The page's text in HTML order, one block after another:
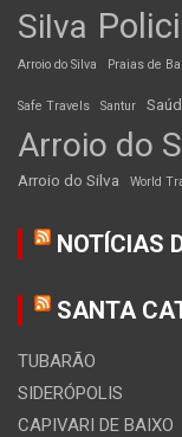
Silva
Arroio do Silva
Praias de
Safe Travels Santur
Arroio do
Arroio do Silva
World
NOTÍCIAS
SANTA
TUBARÃO
SIDERÓPOLIS
CAPIVARI DE BAIXO